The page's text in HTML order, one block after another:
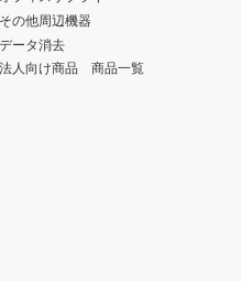
その他周辺機器
データ消去
法人向け商品 商品一覧